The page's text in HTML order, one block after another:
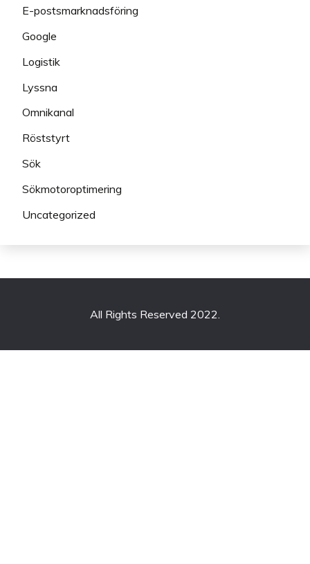
E-postsmarknadsföring
Google
Logistik
Lyssna
Omnikanal
Röststyrt
Sök
Sökmotoroptimering
Uncategorized
All Rights Reserved 2022.